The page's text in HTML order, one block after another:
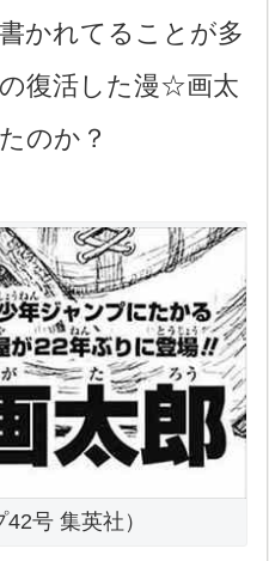
かれてることが多
復活した漫☆画太
のか？
42号 集英社）